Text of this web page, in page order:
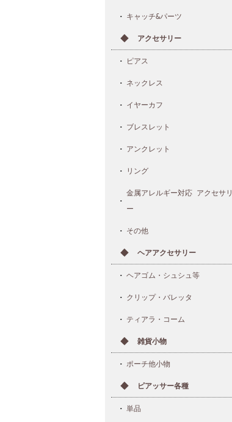
キャッチ&パーツ
アクセサリー
ピアス
ネックレス
イヤーカフ
ブレスレット
アンクレット
リング
金属アレルギー対応 アクセサリ
ー
その他
ヘアアクセサリー
ヘアゴム・シュシュ等
クリップ・バレッタ
ティアラ・コーム
雑貨小物
ポーチ他小物
ピアッサー各種
単品